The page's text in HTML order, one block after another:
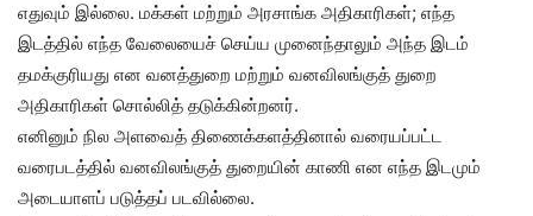
எதுவும் இல்லை. மக்கள் மற்றும் அரசாங்க அதிகாரிகள்; எந்த
இடத்தில் எந்த வேலையைச் செய்ய முனைந்தாலும் அந்த இடம்
தமக்குரியது என வனத்துறை மற்றும் வனவிலங்குத் துறை
அதிகாரிகள் சொல்லித் தடுக்கின்றனர்.
எனினும் நில அளவைத் திணைக்களத்தினால் வரையப்பட்ட
வரைபடத்தில் வனவிலங்குத் துறையின் காணி என எந்த இடமும்
அடையாளப் படுத்தப் படவில்லை.